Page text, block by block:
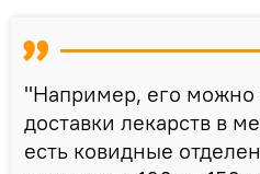
"Например, его можно
доставки лекарств в
есть ковидные